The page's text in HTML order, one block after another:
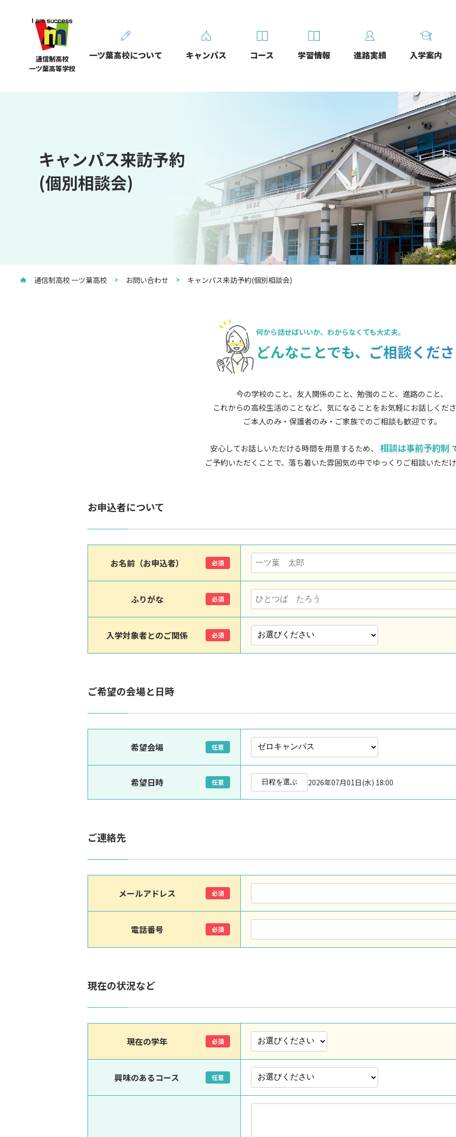
通信制高校
一ツ葉高等学校
一ツ葉高校について キャンパス コース 学習情報 進路実績 入学案内
キャンパス来訪予約
(個別相談会)
通信制高校 一ツ葉高校 お問い合わせ キャンパス来訪予約(個別相談会)
何から話せばいいか、 わからなくても大丈夫。
どんなことでも、 ご相談くだ
今の学校のこと、友人関係のこと、勉強のこと、進路のこと、
これからの高校生活のことなど、気になることをお気軽にお話しくだ
ご本人のみ・保護者のみ・ご家族でのご相談も歓迎です。
安心してお話しいただける時間を用意するため、 相談は事前予約制
ご予約いただくことで、落ち着いた雰囲気の中でゆっくりご相談いただ
お申込者について
お名前（お申込者） 必須
ふりがな 必須
入学対象者とのご関係 必須
ご希望の会場と日時
希望会場 任意
希望日時 任意 日程を選ぶ 2026年07月01日(水) 18:00
ご連絡先
メールアドレス 必須
電話番号 必須
現在の状況など
現在の学年 必須
興味のあるコース 任意